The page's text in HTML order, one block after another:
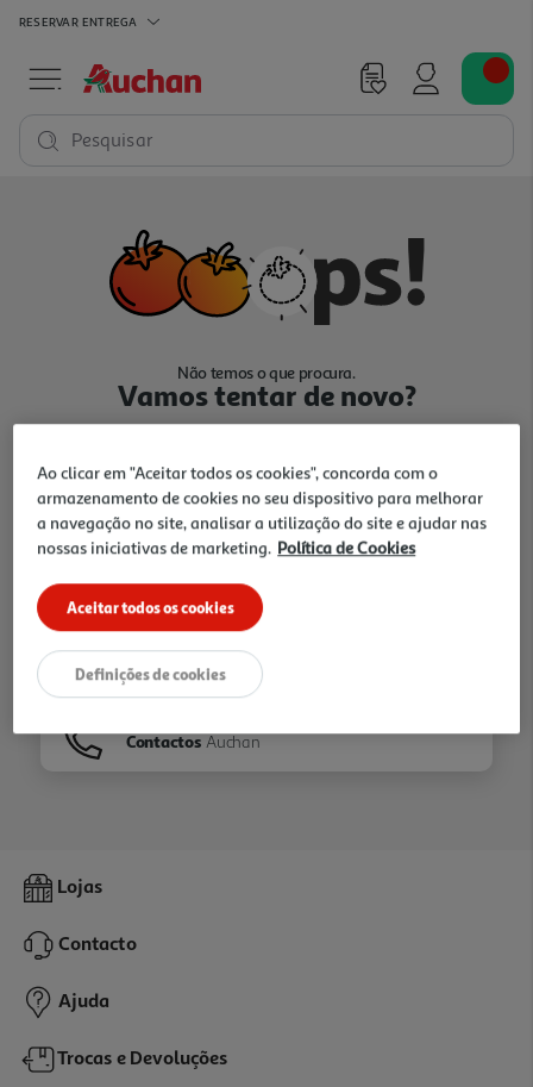
RESERVAR ENTREGA
Pesquisar
Não temos o que procura.
Vamos tentar de novo?
Ir para Homepage
Folhetos
Contactos Auchan
Lojas
Contacto
Ajuda
Trocas e Devoluções
Ao clicar em "Aceitar todos os cookies", concorda com o
armazenamento de cookies no seu dispositivo para melhorar
a navegação no site, analisar a utilização do site e ajudar nas
nossas iniciativas de marketing. Política de Cookies
Aceitar todos os cookies
Definições de cookies